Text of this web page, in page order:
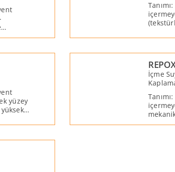
yüzey
İçme